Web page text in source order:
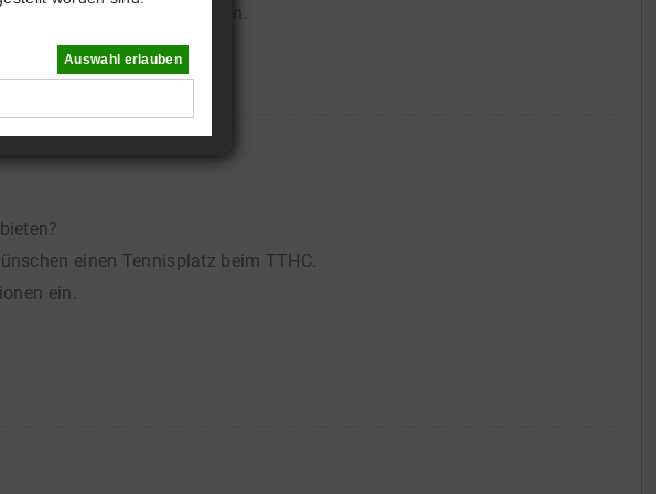
und freie Zeiten.
einen Tennisplatz beim TTHC.
ein.
Auswahl erlauben